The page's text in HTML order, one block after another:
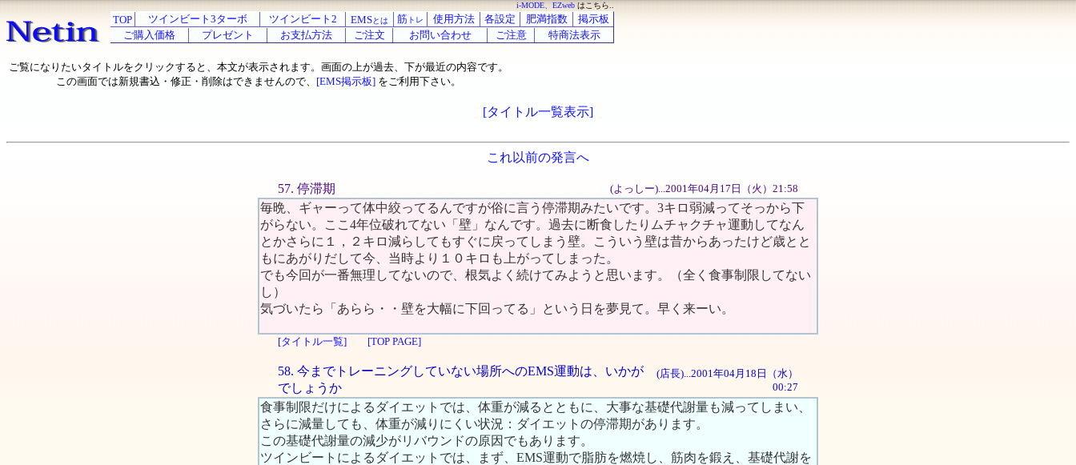
i-MODE、EZweb はこちら..
TOP ツインビート3ターボ ツインビート2 EMSとは 筋 トレ 使用方法 各設定 肥満指数
掲示板
ご購入価格
プレゼント お支払方法 ご注文 お問い合わせ ご注意 特商法表示
ご覧になりたいタイトルをクリックすると、本文が表示されます。画面の上が過去、下が最近の内容です。
この画面では新規書込・修正・削除はできませんので、 [EMS掲示板] をご利用下さい。
[タイトル一覧表示]
これ以前の発言へ
57. 停滞期 (よっしー)...2001年04月17日（火）21:58
毎晩、ギャーって体中絞ってるんですが俗に言う停滞期みたいです。3キロ弱減ってそっから下
がらない。ここ4年位破れてない「壁」なんです。過去に断食したりムチャクチャ運動してなん
とかさらに１，２キロ減らしてもすぐに戻ってしまう壁。こういう壁は昔からあったけど歳とと
もにあがりだして今、当時より１０キロも上がってしまった。
でも今回が一番無理してないので、根気よく続けてみようと思います。（全く食事制限してない
し）
気づいたら「あらら・・壁を大幅に下回ってる」という日を夢見て。早く来ーい。
[タイトル一覧] [TOP PAGE]
58. 今までトレーニングしていない場所へのEMS運動は、いかが
でしょうか
(店長)...2001年04月18日（水）
00:27
食事制限だけによるダイエットでは、体重が減るとともに、大事な基礎代謝量も減ってしまい、
さらに減量しても、体重が減りにくい状況：ダイエットの停滞期があります。
この基礎代謝量の減少がリバウンドの原因でもあります。
ツインビートによるダイエットでは、まず、EMS運動で脂肪を燃焼し、筋肉を鍛え、基礎代謝を